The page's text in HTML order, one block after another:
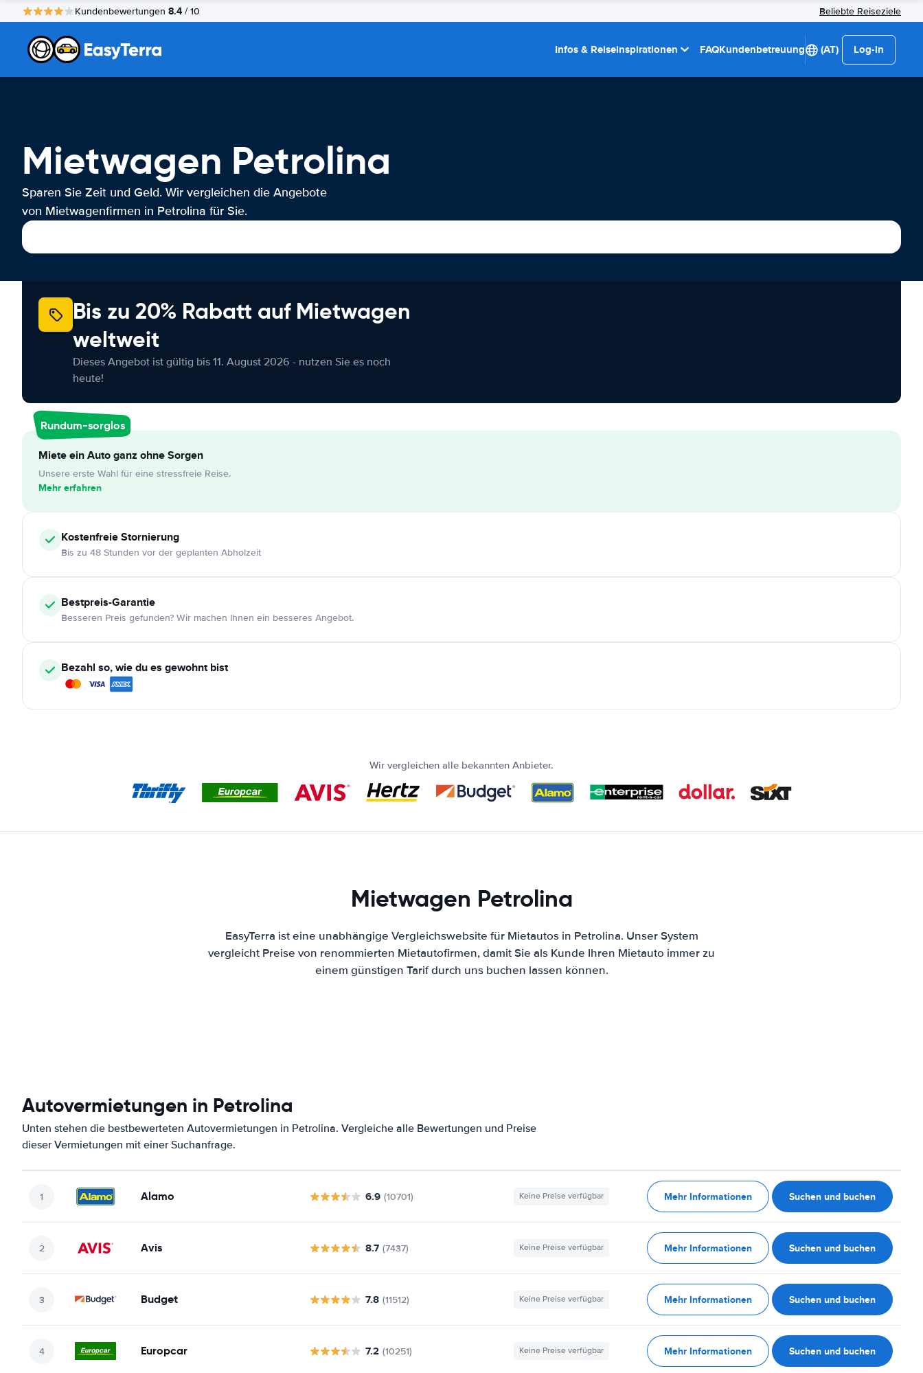
Kundenbewertungen 8.4 / 10 Beliebte Reiseziele
Infos & Reiseinspirationen FAQKundenbetreuung (AT) Log-in
Mietwagen Petrolina
Sparen Sie Zeit und Geld. Wir vergleichen die Angebote
von Mietwagenfirmen in Petrolina für Sie.
Bis zu 20% Rabatt auf Mietwagen
weltweit
Dieses Angebot ist gültig bis 11. August 2026 - nutzen Sie es noch
heute!
Rundum-sorglos
Miete ein Auto ganz ohne Sorgen
Unsere erste Wahl für eine stressfreie Reise.
Mehr erfahren
KostenfreieStornierung
Bis zu 48 Stunden vor der geplanten Abholzeit
Bestpreis-Garantie
Besseren Preis gefunden? Wir machen Ihnen ein besseres Angebot.
Bezahl so, wie du es gewohnt bist
Wir vergleichen alle bekannten Anbieter.
Mietwagen Petrolina
EasyTerra ist eine unabhängige Vergleichswebsite für Mietautos in Petrolina. Unser System
vergleicht Preise von renommierten Mietautofirmen, damit Sie als Kunde Ihren Mietauto immer zu
einem günstigen Tarif durch uns buchen lassen können.
Autovermietungen in Petrolina
Unten stehen die bestbewerteten Autovermietungen in Petrolina. Vergleiche alle Bewertungen und Preise
dieser Vermietungen mit einer Suchanfrage.
Alamo 6.9 (10701) Keine Preise verfügbar Mehr Informationen Suchen und buchen
Avis 8.7 (7437) Keine Preise verfügbar Mehr Informationen Suchen und buchen
Budget 7.8 (11512) Keine Preise verfügbar Mehr Informationen Suchen und buchen
Europcar 7.2 (10251) Keine Preise verfügbar Mehr Informationen Suchen und buchen